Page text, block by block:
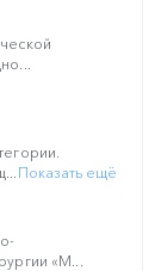
Показать ещё
«М...